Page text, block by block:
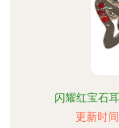
闪耀红宝石
更新时